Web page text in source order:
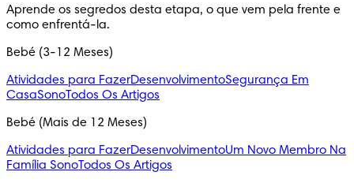
Aprende os segredos desta etapa, o que vem pela frente e
como enfrentá-la.
Bebé (3-12 Meses)
Atividades para FazerDesenvolvimentoSegurança Em
CasaSonoTodos Os Artigos
Bebé (Mais de 12 Meses)
Atividades para FazerDesenvolvimentoUm Novo Membro Na
Família SonoTodos Os Artigos